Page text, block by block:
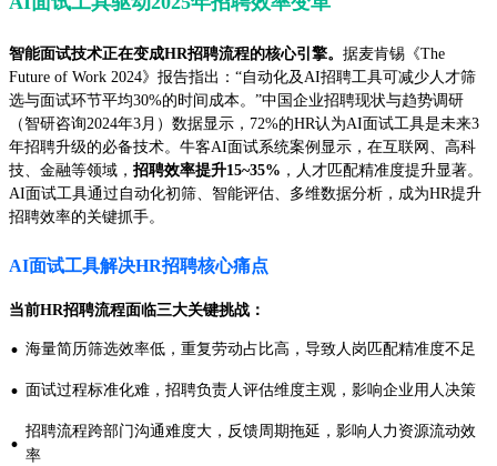
智能面试技术正在变成HR招聘流程的核心引擎。 据麦肯锡《The
Future of Work 2024》报告指出：“自动化及AI招聘工具可减少人才筛
选与面试环节平均30%的时间成本。”中国企业招聘现状与趋势调研
（智研咨询2024年3月）数据显示，72%的HR认为AI面试工具是未来3
年招聘升级的必备技术。牛客AI面试系统案例显示，在互联网、高科
技、金融等领域， 招聘效率提升15~35% ，人才匹配精准度提升显著。
AI面试工具通过自动化初筛、智能评估、多维数据分析，成为HR提升
招聘效率的关键抓手。
AI面试工具解决HR招聘核心痛点
当前HR招聘流程面临三大关键挑战：
· 海量简历筛选效率低，重复劳动占比高，导致人岗匹配精准度不足
· 面试过程标准化难，招聘负责人评估维度主观，影响企业用人决策
· 招聘流程跨部门沟通难度大，反馈周期拖延，影响人力资源流动效
率